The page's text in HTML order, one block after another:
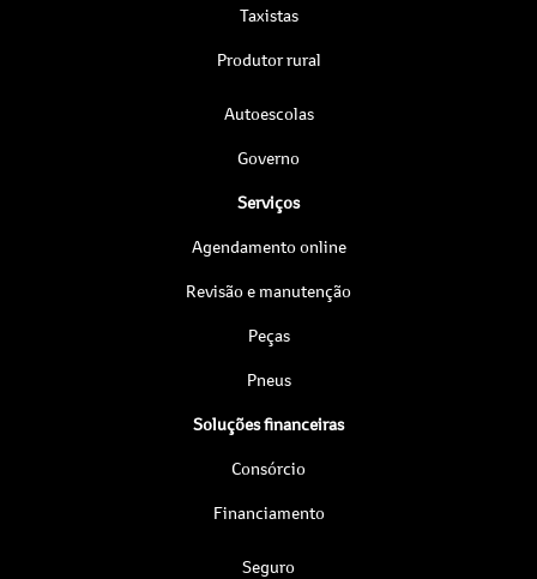
Taxistas
Produtor rural
Autoescolas
Governo
Serviços
Agendamento online
Revisão e manutenção
Peças
Pneus
Soluções financeiras
Consórcio
Financiamento
Seguro